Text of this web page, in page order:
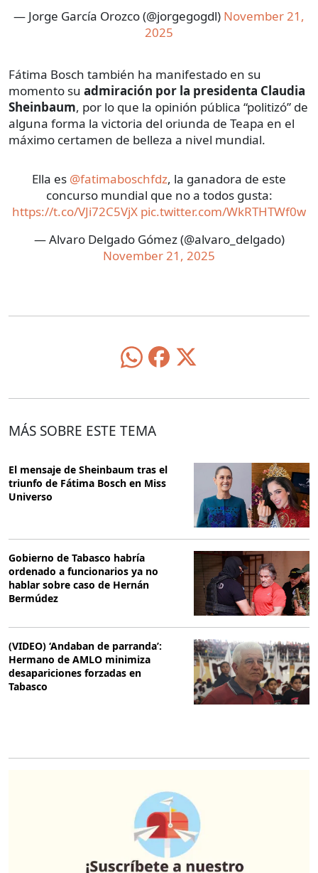
— Jorge García Orozco (@jorgegogdl) November 21,
2025
Fátima Bosch también ha manifestado en su
momento su admiración por la presidenta Claudia
Sheinbaum, por lo que la opinión pública “politizó” de
alguna forma la victoria del oriunda de Teapa en el
máximo certamen de belleza a nivel mundial.
Ella es @fatimaboschfdz, la ganadora de este
concurso mundial que no a todos gusta:
https://t.co/VJi72C5VjX pic.twitter.com/WkRTHTWf0w
— Alvaro Delgado Gómez (@alvaro_delgado)
November 21, 2025
MÁS SOBRE ESTE TEMA
El mensaje de Sheinbaum tras el
triunfo de Fátima Bosch en Miss
Universo
Gobierno de Tabasco habría
ordenado a funcionarios ya no
hablar sobre caso de Hernán
Bermúdez
(VIDEO) ‘Andaban de parranda’:
Hermano de AMLO minimiza
desapariciones forzadas en
Tabasco